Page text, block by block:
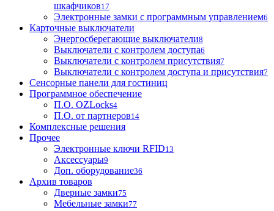
шкафчиков17
Электронные замки с программным управлением6
Карточные выключатели
Энергосберегающие выключатели8
Выключатели с контролем доступа6
Выключатели с контролем присутствия7
Выключатели с контролем доступа и присутствия7
Сенсорные панели для гостиниц
Программное обеспечение
П.О. OZLocks4
П.О. от партнеров14
Комплексные решения
Прочее
Электронные ключи RFID13
Аксессуары9
Доп. оборудование36
Архив товаров
Дверные замки75
Мебельные замки77